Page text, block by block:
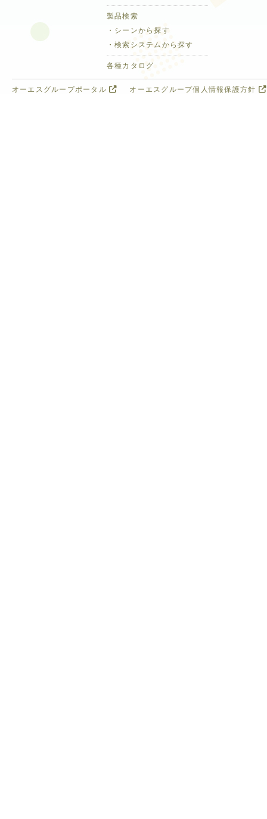
製品検索
・シーンから探す
・検索システムから探す
各種カタログ
オーエスグループポータル オーエスグループ個人情報保護方針